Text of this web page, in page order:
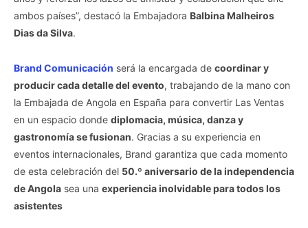
ambos países”, destacó la Embajadora Balbina Malheiros
Dias da Silva.
Brand Comunicación será la encargada de coordinar y
producir cada detalle del evento, trabajando de la mano con
la Embajada de Angola en España para convertir Las Ventas
en un espacio donde diplomacia, música, danza y
gastronomía se fusionan. Gracias a su experiencia en
eventos internacionales, Brand garantiza que cada momento
de esta celebración del 50.º aniversario de la independencia
de Angola sea una experiencia inolvidable para todos los
asistentes